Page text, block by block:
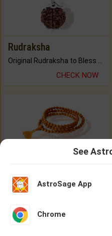
Rudraksha
CHECK NOW
See
AstroSage App
Chrome
Home